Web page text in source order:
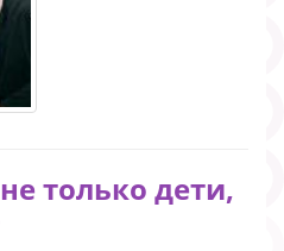
только дети,